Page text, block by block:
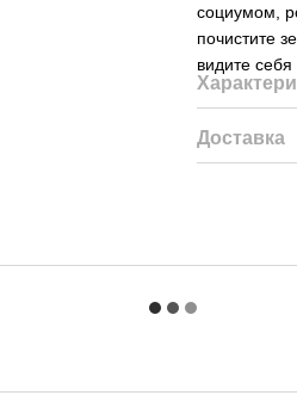
социумом,
почистите
видите себя
Доставка